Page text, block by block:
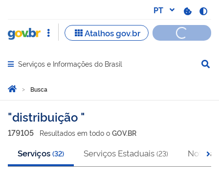
Abrir menu principal de navegação
Serviços e Informações do Brasil
Você está aqui:
Página Inicial
Busca
Busca
distribuição
179105 Resultados em todo o GOV.BR
Serviços (32) Serviços Estaduais (23) Notícias